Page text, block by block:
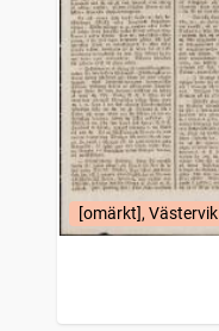
[omärkt], Västervik